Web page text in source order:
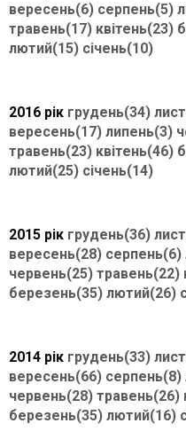
вересень(6) серпень(5)
травень(17) квітень(23)
лютий(15) січень(10)
2016 рік грудень(34)
вересень(17) липень(3)
травень(23) квітень(46)
лютий(25) січень(14)
2015 рік грудень(36)
вересень(28) серпень(6)
червень(25) травень(22)
березень(35) лютий(26)
2014 рік грудень(33)
вересень(66) серпень(8)
червень(28) травень(26)
березень(35) лютий(16)